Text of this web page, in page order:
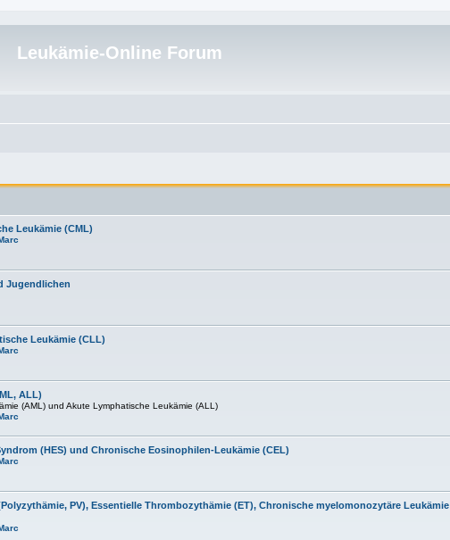
Leukämie-Online Forum
Leukämie (CML)
Jugendlichen
Leukämie (CLL)
ALL)
(AML) und Akute Lymphatische Leukämie (ALL)
(HES) und Chronische Eosinophilen-Leukämie (CEL)
PV), Essentielle Thrombozythämie (ET), Chronische myelomonozytäre Leukämie